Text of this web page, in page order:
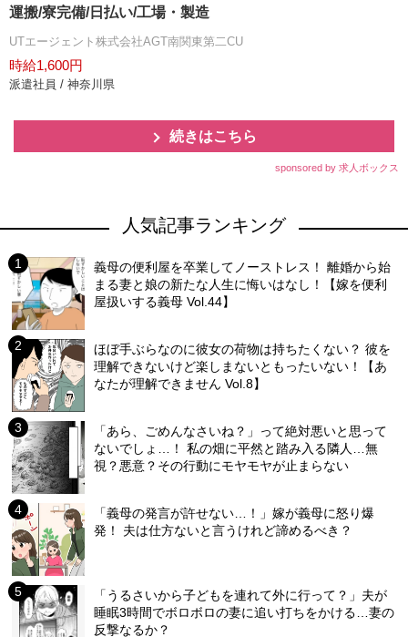
運搬/寮完備/日払い/工場・製造
UTエージェント株式会社AGT南関東第二CU
時給1,600円
派遣社員 / 神奈川県
続きはこちら
sponsored by 求人ボックス
人気記事ランキング
義母の便利屋を卒業してノーストレス！ 離婚から始
まる妻と娘の新たな人生に悔いはなし！【嫁を便利
屋扱いする義母 Vol.44】
ほぼ手ぶらなのに彼女の荷物は持ちたくない？ 彼を
理解できないけど楽しまないともったいない！【あ
なたが理解できません Vol.8】
「あら、ごめんなさいね？」って絶対悪いと思って
ないでしょ…！ 私の畑に平然と踏み入る隣人…無
視？悪意？その行動にモヤモヤが止まらない
「義母の発言が許せない…！」嫁が義母に怒り爆
発！ 夫は仕方ないと言うけれど諦めるべき？
「うるさいから子どもを連れて外に行って？」夫が
睡眠3時間でボロボロの妻に追い打ちをかける…妻の
反撃なるか？